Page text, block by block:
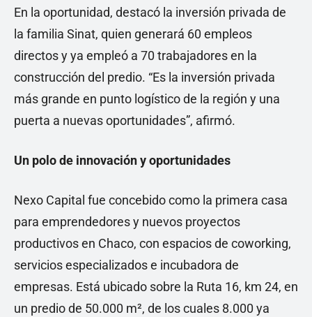
En la oportunidad, destacó la inversión privada de
la familia Sinat, quien generará 60 empleos
directos y ya empleó a 70 trabajadores en la
construcción del predio. “Es la inversión privada
más grande en punto logístico de la región y una
puerta a nuevas oportunidades”, afirmó.
Un polo de innovación y oportunidades
Nexo Capital fue concebido como la primera casa
para emprendedores y nuevos proyectos
productivos en Chaco, con espacios de coworking,
servicios especializados e incubadora de
empresas. Está ubicado sobre la Ruta 16, km 24, en
un predio de 50.000 m², de los cuales 8.000 ya